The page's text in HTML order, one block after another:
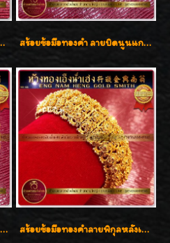
น้ำหนัก 3 บาท สวยน่าสะสมค่ะ สร้อยข้อมือทองคำ ลายบิดนูนแกะลาย ทองคำ 96.5% น้ำหนัก 5 บาท สวยค่ะ
สร้อยข้อมือทองคำ ลายบิดโปร่งแกะลาย ทองคำ 96.5% น้ำหนัก 5 บาท สวยค่ะ สร้อยข้อมือทองคำลายพิกุลหลังเต่า น้ำหนัก 86.6g ( 5.71 บาท ) หน้ากว้าง 20 มิล